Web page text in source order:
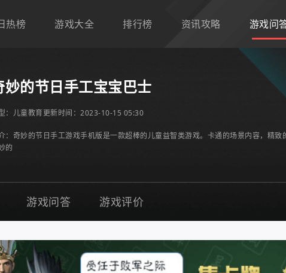
热榜 游戏大全 排行榜 资讯攻略 游戏问
妙的节日手工宝宝巴士
： 儿童教育更新时间：2023-10-15 05:30
：奇妙的节日手工游戏手机版是一款超棒的儿童益智类游戏。卡通的场景内容，精
的
游戏问答 游戏评价